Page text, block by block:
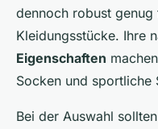
dennoch robust
Kleidungsstücke. Ihre
Eigenschaften
Socken und sportliche
Bei der Auswahl